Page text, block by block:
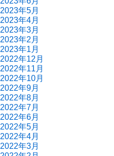
2023年5月
2023年4月
2023年3月
2023年2月
2023年1月
2022年12月
2022年11月
2022年10月
2022年9月
2022年8月
2022年7月
2022年6月
2022年5月
2022年4月
2022年3月